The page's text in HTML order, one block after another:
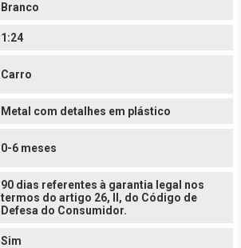
Branco
1:24
Carro
Metal com detalhes em plástico
0-6 meses
90 dias referentes à garantia legal nos
termos do artigo 26, II, do Código de
Defesa do Consumidor.
Sim